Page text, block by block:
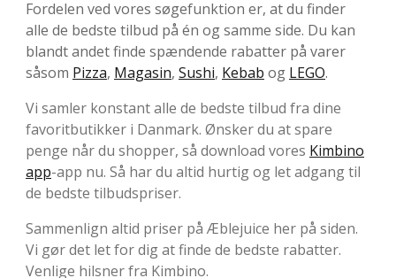
Fordelen ved vores søgefunktion er, at du finder
alle de bedste tilbud på én og samme side. Du kan
blandt andet finde spændende rabatter på varer
såsom Pizza, Magasin, Sushi, Kebab og LEGO.
Vi samler konstant alle de bedste tilbud fra dine
favoritbutikker i Danmark. Ønsker du at spare
penge når du shopper, så download vores Kimbino
app-app nu. Så har du altid hurtig og let adgang til
de bedste tilbudspriser.
Sammenlign altid priser på Æblejuice her på siden.
Vi gør det let for dig at finde de bedste rabatter.
Venlige hilsner fra Kimbino.